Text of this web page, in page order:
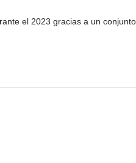
el 2023 gracias a un